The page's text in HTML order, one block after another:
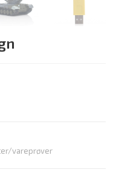
vareprøver